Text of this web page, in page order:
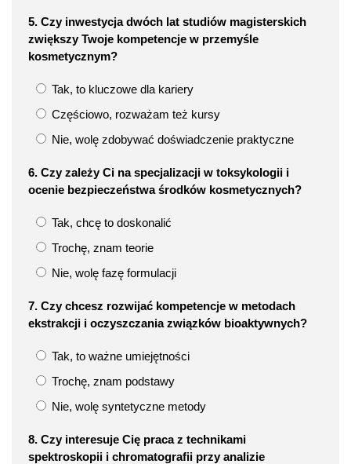
5. Czy inwestycja dwóch lat studiów magisterskich
zwiększy Twoje kompetencje w przemyśle
kosmetycznym?
Tak, to kluczowe dla kariery
Częściowo, rozważam też kursy
Nie, wolę zdobywać doświadczenie praktyczne
6. Czy zależy Ci na specjalizacji w toksykologii i
ocenie bezpieczeństwa środków kosmetycznych?
Tak, chcę to doskonalić
Trochę, znam teorie
Nie, wolę fazę formulacji
7. Czy chcesz rozwijać kompetencje w metodach
ekstrakcji i oczyszczania związków bioaktywnych?
Tak, to ważne umiejętności
Trochę, znam podstawy
Nie, wolę syntetyczne metody
8. Czy interesuje Cię praca z technikami
spektroskopii i chromatografii przy analizie